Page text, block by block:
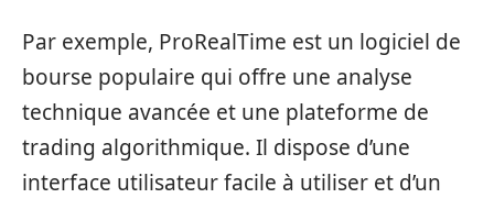
Par exemple, ProRealTime est un logiciel de
bourse populaire qui offre une analyse
technique avancée et une plateforme de
trading algorithmique. Il dispose d’une
interface utilisateur facile à utiliser et d’un